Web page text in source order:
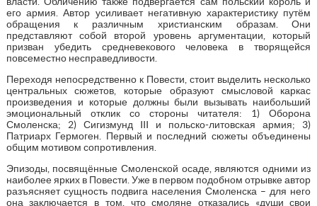
его армия. Автор усиливает негативную характеристику путём
обращения к различным христианским образам. Они
представляют собой второй уровень аргументации, который
призван убедить средневекового человека в творящейся
повсеместно несправедливости.
Переходя непосредственно к Повести, стоит выделить несколько
центральных сюжетов, которые образуют смысловой каркас
произведения и которые должны были вызывать наибольший
эмоциональный отклик со стороны читателя: 1) Оборона
Смоленска; 2) Сигизмунд III и польско-литовская армия; 3)
Патриарх Гермоген. Первый и последний сюжеты объединены
общим мотивом сопротивления.
Эпизоды, посвящённые Смоленской осаде, являются одними из
наиболее ярких в Повести. Уже в первом подобном отрывке автор
разъясняет сущность подвига населения Смоленска – для него
она заключается в том, что смоляне отказались «души свои